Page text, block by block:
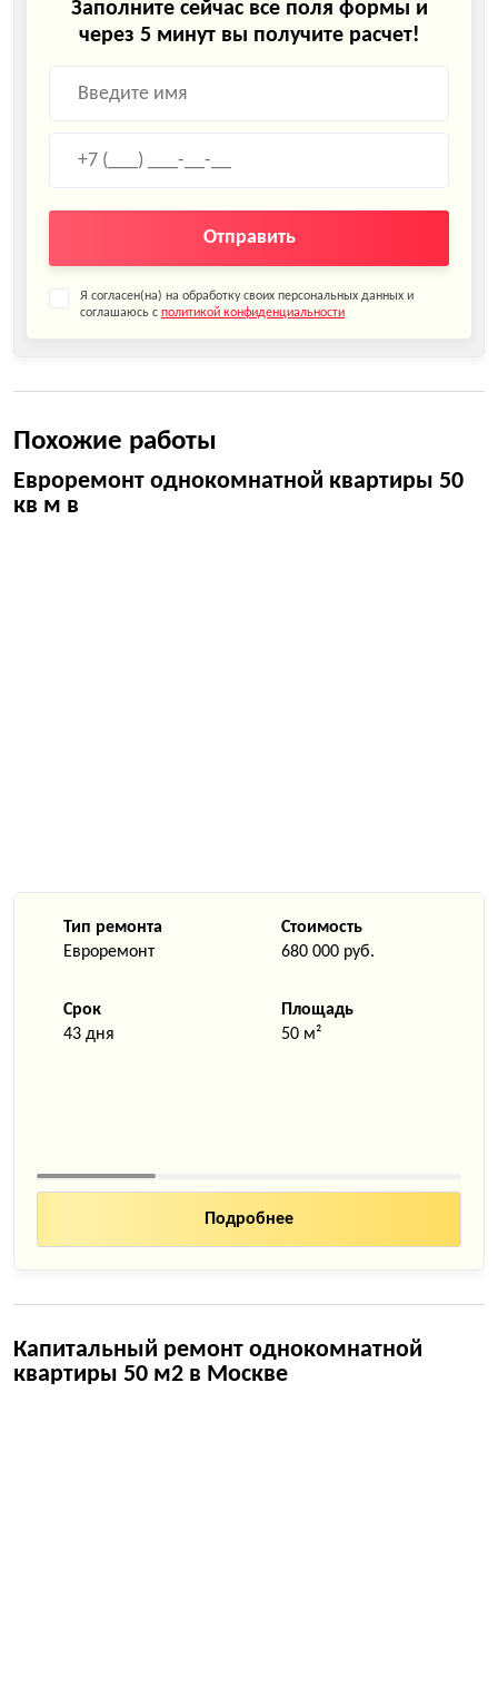
Заполните сейчас все поля формы и
через 5 минут вы получите расчет!
Отправить
Я согласен(на) на обработку своих персональных данных и
соглашаюсь с политикой конфиденциальности
Похожие работы
Евроремонт однокомнатной квартиры 50
кв м в
Тип ремонта
Евроремонт
Стоимость
680 000 руб.
Срок
43 дня
Площадь
50 м²
Подробнее
Капитальный ремонт однокомнатной
квартиры 50 м2 в Москве